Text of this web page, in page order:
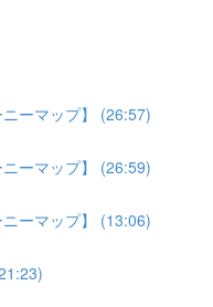
ーマップ】 (26:57)
ーマップ】 (26:59)
ーマップ】 (13:06)